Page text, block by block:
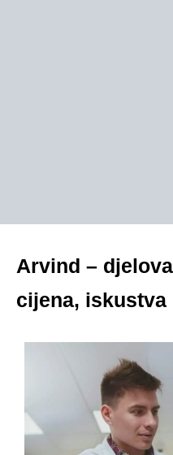
Arvind –
cijena, iskustva